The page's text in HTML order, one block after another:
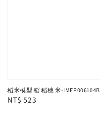
稻米模型 稻 稻穗 米-IMFP006104B
Regular
NT$ 523